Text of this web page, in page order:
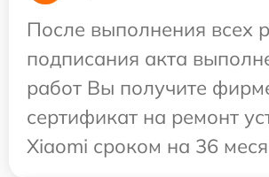
После выполнения всех
подписания акта
работ Вы получите
сертификат на ремонт
Xiaomi сроком на 36